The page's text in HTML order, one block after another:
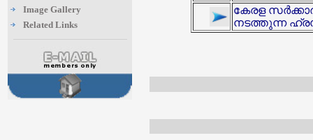
Image Gallery
Related Links
കേരള
നടത്തുന്ന